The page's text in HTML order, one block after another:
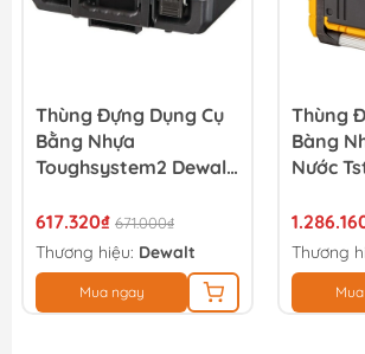
Thùng Đựng Dụng Cụ
Bằng Nhựa
Toughsystem2 Dewalt
617.320₫ 671.000₫
Thương hiệu: Dewalt
Mua ngay
Thùng
Bàng
Nước
Thương